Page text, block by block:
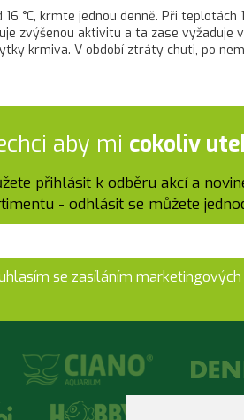
°C, krmte jednou denně. Při
zvýšenou aktivitu a ta zase
krmiva. V období ztráty chuti, po
aby mi cokoliv
přihlásit k odběru akcí a
- odhlásit se můžete
se zasíláním marketingových